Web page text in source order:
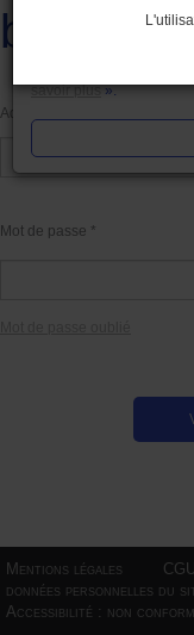
LCL et ses partenaires
fonctionnement de notre
savoir plus».
Adresse mail
Mot de passe *
Mentions légales CGU
données personnelles du
Accessibilité : non